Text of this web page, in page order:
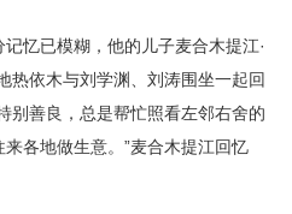
忆已模糊，他的儿子麦合木提江·
热依木与刘学渊、刘涛围坐一起回
别善良，总是帮忙照看左邻右舍的
各地做生意。”麦合木提江回忆